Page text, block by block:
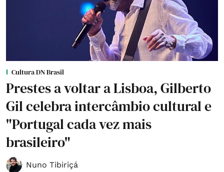
Cultura DN Brasil
Prestes a voltar a Lisboa, Gilberto
Gil celebra intercâmbio cultural e
"Portugal cada vez mais
brasileiro"
Nuno Tibiriçá